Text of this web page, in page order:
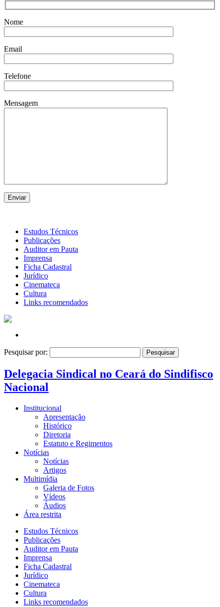
Nome
Email
Telefone
Mensagem
Estudos Técnicos
Publicações
Auditor em Pauta
Imprensa
Ficha Cadastral
Jurídico
Cinemateca
Cultura
Links recomendados
Pesquisar por:
Delegacia Sindical no Ceará do Sindifisco
Nacional
Institucional
Apresentação
Histórico
Diretoria
Estatuto e Regimentos
Notícias
Notícias
Artigos
Multimídia
Galeria de Fotos
Vídeos
Áudios
Área restrita
Estudos Técnicos
Publicações
Auditor em Pauta
Imprensa
Ficha Cadastral
Jurídico
Cinemateca
Cultura
Links recomendados